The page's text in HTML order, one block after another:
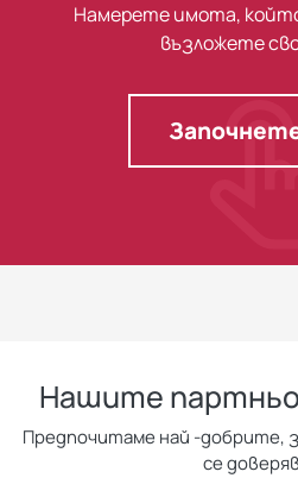
Намерете имота,
възложете
Нашите
Предпочитаме най -добрите,
се